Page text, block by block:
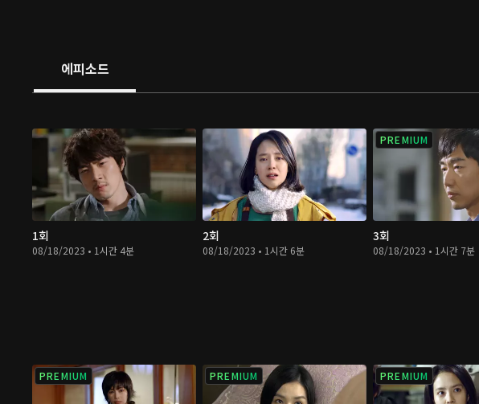
에피소드
1회
08/18/2023 • 1시간 4분
2회
08/18/2023 • 1시간 6분
PREMIUM
3회
08/18/2023 • 1시간 7분
PREMIUM PREMIUM PREMIUM